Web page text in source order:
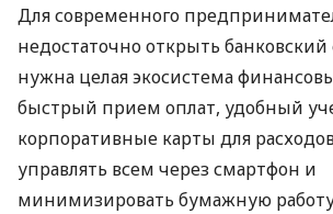
Для современного
недостаточно открыть банковский
нужна целая экосистема
быстрый прием оплат, удобный
корпоративные карты для
управлять всем через смартфон и
минимизировать бумажную